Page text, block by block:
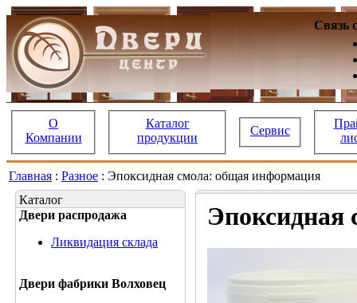
Связь
О
Компании
Каталог
продукции
Сервис
Главная : Разное : Эпоксидная смола: общая информация
Каталог
Двери распродажа
Ликвидация склада
Двери фабрики Волховец